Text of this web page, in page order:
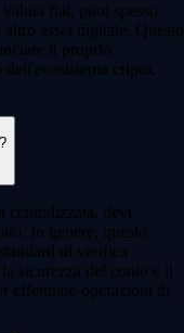
fiat, puoi spesso
asset digitale. Questo
il proprio
cripto.
centralizzata, devi
In genere, questo
di verifica
sicurezza del conto e il
effettuare operazioni di